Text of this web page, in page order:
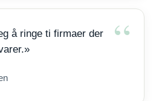
å ringe ti firmaer der